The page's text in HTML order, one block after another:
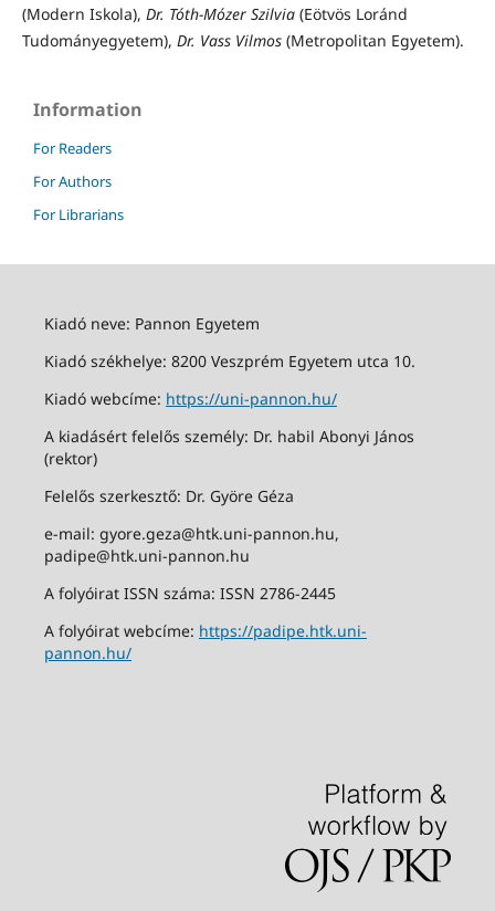
(Modern Iskola), Dr. Tóth-Mózer Szilvia (Eötvös Loránd
Tudományegyetem), Dr. Vass Vilmos(Metropolitan Egyetem).
Information
For Readers
For Authors
For Librarians
Kiadó neve: Pannon Egyetem
Kiadó székhelye: 8200 Veszprém Egyetem utca 10.
Kiadó webcíme: https://uni-pannon.hu/
A kiadásért felelős személy: Dr. habil Abonyi János
(rektor)
Felelős szerkesztő: Dr. Györe Géza
e-mail: gyore.geza@htk.uni-pannon.hu,
padipe@htk.uni-pannon.hu
A folyóirat ISSN száma: ISSN 2786-2445
A folyóirat webcíme: https://padipe.htk.uni-
pannon.hu/